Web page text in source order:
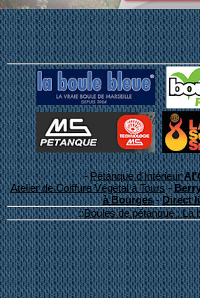
-Pétanque d'Intérieur
Atelier de Coiffure Végétal à Tours-
à Bourges-Direct
::Boules de pétanque : La